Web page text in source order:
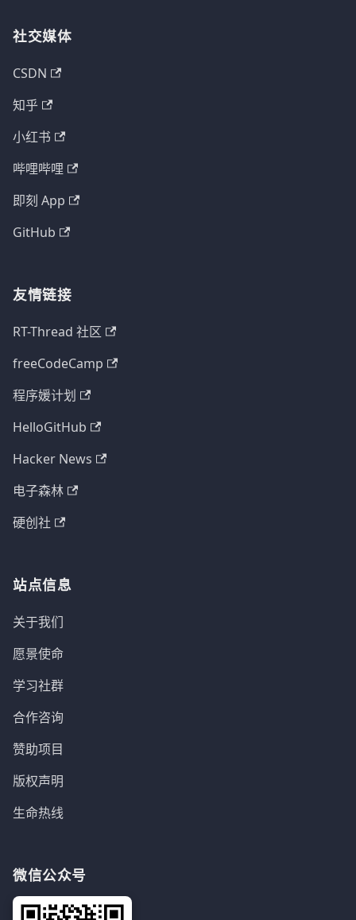
社交媒体
CSDN
知乎
小红书
哔哩哔哩
即刻 App
GitHub
友情链接
RT-Thread 社区
freeCodeCamp
程序媛计划
HelloGitHub
Hacker News
电子森林
硬创社
站点信息
关于我们
愿景使命
学习社群
合作咨询
赞助项目
版权声明
生命热线
微信公众号